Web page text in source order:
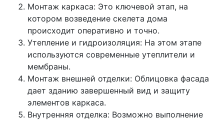
Монтаж каркаса: Это ключевой этап, на
котором возведение скелета дома
происходит оперативно и точно.
Утепление и гидроизоляция: На этом этапе
используются современные утеплители и
мембраны.
Монтаж внешней отделки: Облицовка фасада
дает зданию завершенный вид и защиту
элементов каркаса.
Внутренняя отделка: Возможно выполнение